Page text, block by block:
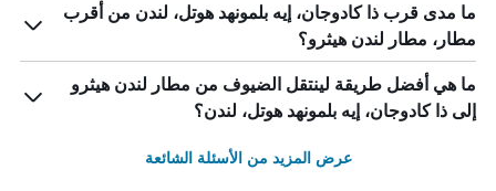
ما مدى قرب ذا كادوجان، إيه بلمونهد هوتل، لندن من أقرب
مطار، مطار لندن هيثرو؟
ما هي أفضل طريقة لينتقل الضيوف من مطار لندن هيثرو
إلى ذا كادوجان، إيه بلمونهد هوتل، لندن؟
عرض المزيد من الأسئلة الشائعة